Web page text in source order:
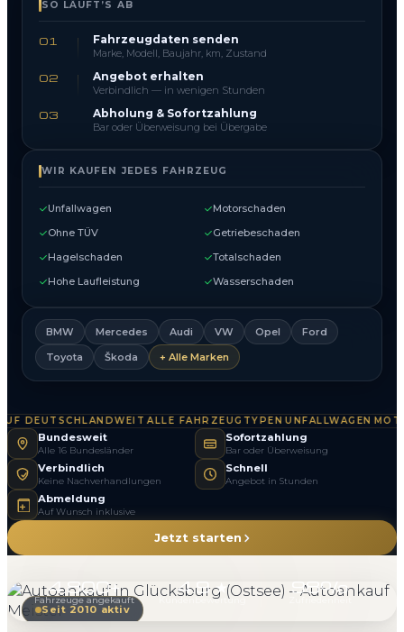
SO LÄUFT’S AB
01 Fahrzeugdaten senden
Marke, Modell, Baujahr, km, Zustand
02 Angebot erhalten
Verbindlich — in wenigen Stunden
03 Abholung & Sofortzahlung
Bar oder Überweisung bei Übergabe
WIR KAUFEN JEDES FAHRZEUG
Unfallwagen
Motorschaden
Ohne TÜV
Getriebeschaden
Hagelschaden
Totalschaden
Hohe Laufleistung
Wasserschaden
BMW Mercedes Audi VW Opel
Ford
Toyota
Škoda + Alle Marken
DEUTSCHLANDWEIT·ALLE FAHRZEUGTYPEN·UNFALLWAGEN ·
Bundesweit
Alle 16 Bundesländer
Sofortzahlung
Bar oder Überweisung
Verbindlich
Keine Nachverhandlungen
Schnell
Angebot in Stunden
Abmeldung
Auf Wunsch inklusive
Jetzt starten
Seit 2010 aktiv
4.800+
Fahrzeuge angekauft
4.9 ★
Kundenbewertung
98%
Zufriedenheit